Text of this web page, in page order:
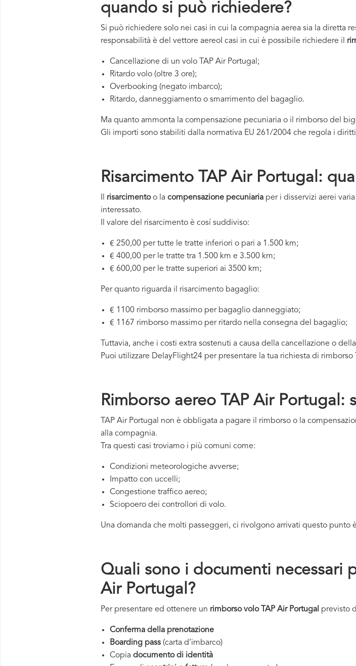
quando si può richiedere?
Si può richiedere solo nei casi in cui la compagnia aerea sia la diretta
responsabilità è del vettore aereoI casi in cui è possibile richiedere il
Cancellazione di un volo TAP Air Portugal;
Ritardo volo (oltre 3 ore);
Overbooking (negato imbarco);
Ritardo, danneggiamento o smarrimento del bagaglio.
Ma quanto ammonta la compensazione pecuniaria o il rimborso del
Gli importi sono stabiliti dalla normativa EU 261/2004 che regola i
Risarcimento TAP Air Portugal:
risarcimentoo la compensazione pecuniaria per i disservizi aerei
interessato.
Il valore del risarcimento è cosí suddiviso:
€ 250,00 per tutte le tratte inferiori o pari a 1.500 km;
€ 400,00 per le tratte tra 1.500 km e 3.500 km;
€ 600,00 per le tratte superiori ai 3500 km;
Per quanto riguarda il risarcimento bagaglio:
€ 1100 rimborso massimo per bagaglio danneggiato;
€ 1167 rimborso massimo per ritardo nella consegna del bagaglio;
Tuttavia, anche i costi extra sostenuti a causa della cancellazione o
Puoi utilizzare DelayFlight24 per presentare la tua richiesta di rimborso
Rimborso aereo TAP Air
TAP Air Portugal non è obbligata a pagare il rimborso o la
alla compagnia.
Tra questi casi troviamo i più comuni come:
Condizioni meteorologiche avverse;
Impatto con uccelli;
Congestione traffico aereo;
Sciopoero dei controllori di volo.
Una domanda che molti passeggeri, ci rivolgono arrivati questo punto
Quali sono i documenti necessari
Air Portugal?
Per presentare ed ottenere un rimborso volo TAP Air Portugal previsto
Conferma della prenotazione
Boarding pass (carta d’imbarco)
Copia documento di identità